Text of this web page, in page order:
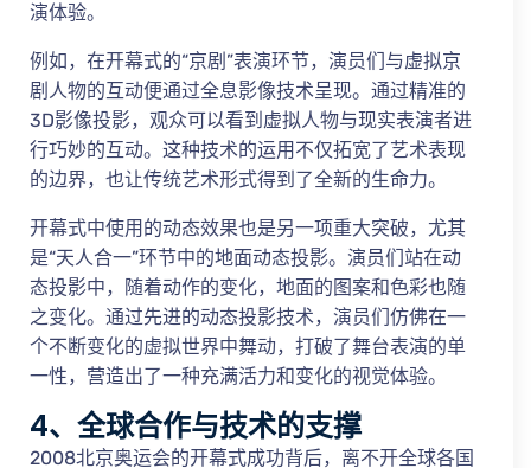
演体验。
例如，在开幕式的“京剧”表演环节，演员们与虚拟京
剧人物的互动便通过全息影像技术呈现。通过精准的
3D影像投影，观众可以看到虚拟人物与现实表演者进
行巧妙的互动。这种技术的运用不仅拓宽了艺术表现
的边界，也让传统艺术形式得到了全新的生命力。
开幕式中使用的动态效果也是另一项重大突破，尤其
是“天人合一”环节中的地面动态投影。演员们站在动
态投影中，随着动作的变化，地面的图案和色彩也随
之变化。通过先进的动态投影技术，演员们仿佛在一
个不断变化的虚拟世界中舞动，打破了舞台表演的单
一性，营造出了一种充满活力和变化的视觉体验。
4、全球合作与技术的支撑
2008北京奥运会的开幕式成功背后，离不开全球各国